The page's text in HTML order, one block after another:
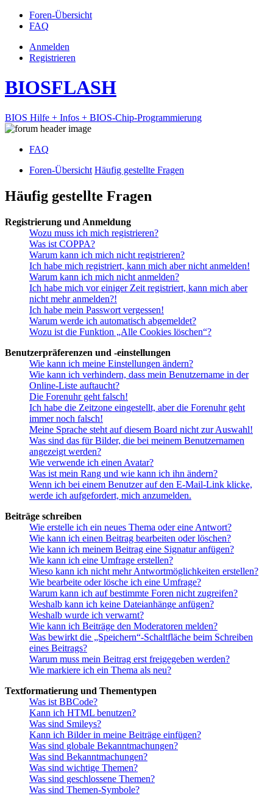
Foren-Übersicht
FAQ
Anmelden
Registrieren
BIOSFLASH
BIOS Hilfe + Infos + BIOS-Chip-Programmierung
FAQ
Foren-Übersicht Häufig gestellte Fragen
Häufig gestellte Fragen
Registrierung und Anmeldung
Wozu muss ich mich registrieren?
Was ist COPPA?
Warum kann ich mich nicht registrieren?
Ich habe mich registriert, kann mich aber nicht anmelden!
Warum kann ich mich nicht anmelden?
Ich habe mich vor einiger Zeit registriert, kann mich aber
nicht mehr anmelden?!
Ich habe mein Passwort vergessen!
Warum werde ich automatisch abgemeldet?
Wozu ist die Funktion „Alle Cookies löschen“?
Benutzerpräferenzen und -einstellungen
Wie kann ich meine Einstellungen ändern?
Wie kann ich verhindern, dass mein Benutzername in der
Online-Liste auftaucht?
Die Forenuhr geht falsch!
Ich habe die Zeitzone eingestellt, aber die Forenuhr geht
immer noch falsch!
Meine Sprache steht auf diesem Board nicht zur Auswahl!
Was sind das für Bilder, die bei meinem Benutzernamen
angezeigt werden?
Wie verwende ich einen Avatar?
Was ist mein Rang und wie kann ich ihn ändern?
Wenn ich bei einem Benutzer auf den E-Mail-Link klicke,
werde ich aufgefordert, mich anzumelden.
Beiträge schreiben
Wie erstelle ich ein neues Thema oder eine Antwort?
Wie kann ich einen Beitrag bearbeiten oder löschen?
Wie kann ich meinem Beitrag eine Signatur anfügen?
Wie kann ich eine Umfrage erstellen?
Wieso kann ich nicht mehr Antwortmöglichkeiten erstellen?
Wie bearbeite oder lösche ich eine Umfrage?
Warum kann ich auf bestimmte Foren nicht zugreifen?
Weshalb kann ich keine Dateianhänge anfügen?
Weshalb wurde ich verwarnt?
Wie kann ich Beiträge den Moderatoren melden?
Was bewirkt die „Speichern“-Schaltfläche beim Schreiben
eines Beitrags?
Warum muss mein Beitrag erst freigegeben werden?
Wie markiere ich ein Thema als neu?
Textformatierung und Thementypen
Was ist BBCode?
Kann ich HTML benutzen?
Was sind Smileys?
Kann ich Bilder in meine Beiträge einfügen?
Was sind globale Bekanntmachungen?
Was sind Bekanntmachungen?
Was sind wichtige Themen?
Was sind geschlossene Themen?
Was sind Themen-Symbole?